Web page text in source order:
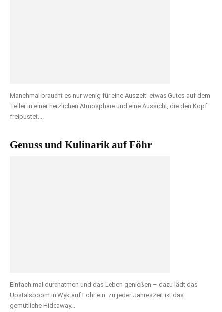
Manchmal braucht es nur wenig für eine Auszeit: etwas Gutes auf dem
Teller in einer herzlichen Atmosphäre und eine Aussicht, die den Kopf
freipustet....
Genuss und Kulinarik auf Föhr
Einfach mal durchatmen und das Leben genießen – dazu lädt das
Upstalsboom in Wyk auf Föhr ein. Zu jeder Jahreszeit ist das
gemütliche Hideaway...